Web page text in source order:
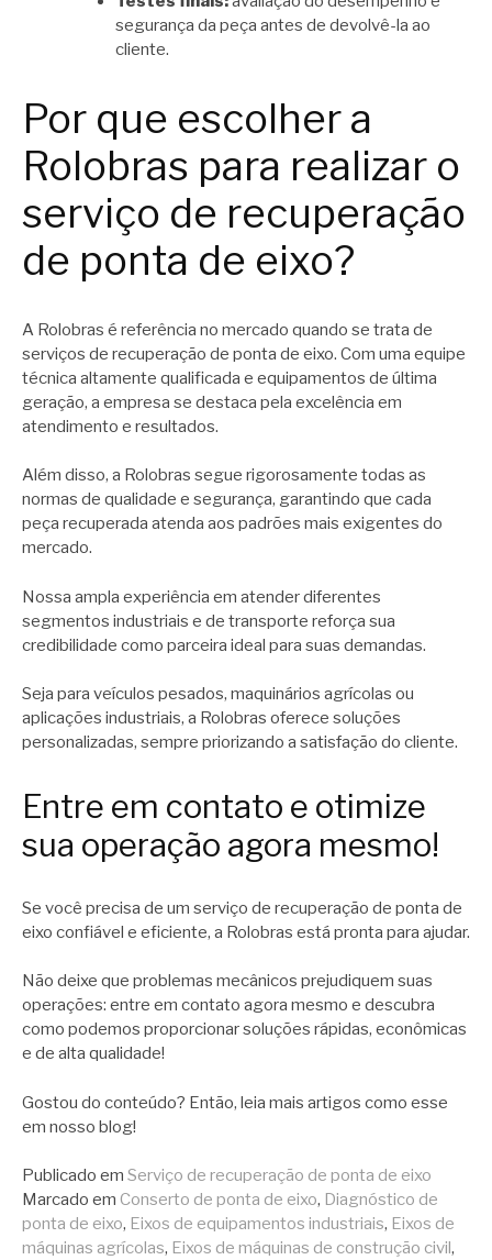
segurança da peça antes de devolvê-la ao
cliente.
Por que escolher a
Rolobras para realizar o
serviço de recuperação
de ponta de eixo?
A Rolobras é referência no mercado quando se trata de
serviços de recuperação de ponta de eixo. Com uma equipe
técnica altamente qualificada e equipamentos de última
geração, a empresa se destaca pela excelência em
atendimento e resultados.
Além disso, a Rolobras segue rigorosamente todas as
normas de qualidade e segurança, garantindo que cada
peça recuperada atenda aos padrões mais exigentes do
mercado.
Nossa ampla experiência em atender diferentes
segmentos industriais e de transporte reforça sua
credibilidade como parceira ideal para suas demandas.
Seja para veículos pesados, maquinários agrícolas ou
aplicações industriais, a Rolobras oferece soluções
personalizadas, sempre priorizando a satisfação do cliente.
Entre em contato e otimize
sua operação agora mesmo!
Se você precisa de um serviço de recuperação de ponta de
eixo confiável e eficiente, a Rolobras está pronta para ajudar.
Não deixe que problemas mecânicos prejudiquem suas
operações: entre em contato agora mesmo e descubra
como podemos proporcionar soluções rápidas, econômicas
e de alta qualidade!
Gostou do conteúdo? Então, leia mais artigos como esse
em nosso blog!
Publicado em Serviço de recuperação de ponta de eixo
Marcado em Conserto de ponta de eixo, Diagnóstico de
ponta de eixo, Eixos de equipamentos industriais, Eixos de
máquinas agrícolas, Eixos de máquinas de construção civil ,